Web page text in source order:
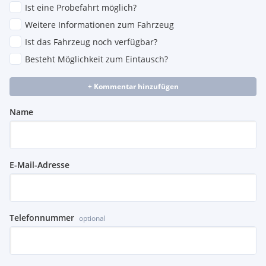
Ist eine Probefahrt möglich?
Weitere Informationen zum Fahrzeug
Ist das Fahrzeug noch verfügbar?
Besteht Möglichkeit zum Eintausch?
+ Kommentar hinzufügen
Name
E-Mail-Adresse
Telefonnummer optional